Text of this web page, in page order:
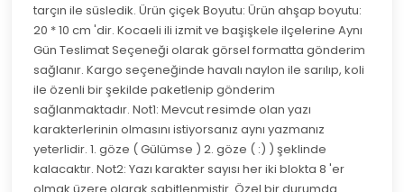
tarçın ile süsledik. Ürün çiçek Boyutu: Ürün ahşap boyutu:
20 * 10 cm 'dir. Kocaeli ili izmit ve başişkele ilçelerine Aynı
Gün Teslimat Seçeneği olarak görsel formatta gönderim
sağlanır. Kargo seçeneğinde havalı naylon ile sarılıp, koli
ile özenli bir şekilde paketlenip gönderim
sağlanmaktadır. Not1: Mevcut resimde olan yazı
karakterlerinin olmasını istiyorsanız aynı yazmanız
yeterlidir. 1. göze ( Gülümse ) 2. göze ( :) ) şeklinde
kalacaktır. Not2: Yazı karakter sayısı her iki blokta 8 'er